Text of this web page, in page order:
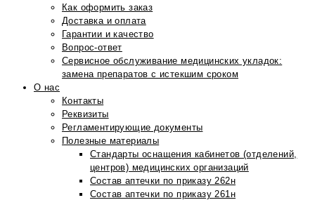
Как оформить заказ
Доставка и оплата
Гарантии и качество
Вопрос-ответ
Сервисное обслуживание медицинских укладок:
замена препаратов с истекшим сроком
О нас
Контакты
Реквизиты
Регламентирующие документы
Полезные материалы
Стандарты оснащения кабинетов (отделений,
центров) медицинских организаций
Состав аптечки по приказу 262н
Состав аптечки по приказу 261н